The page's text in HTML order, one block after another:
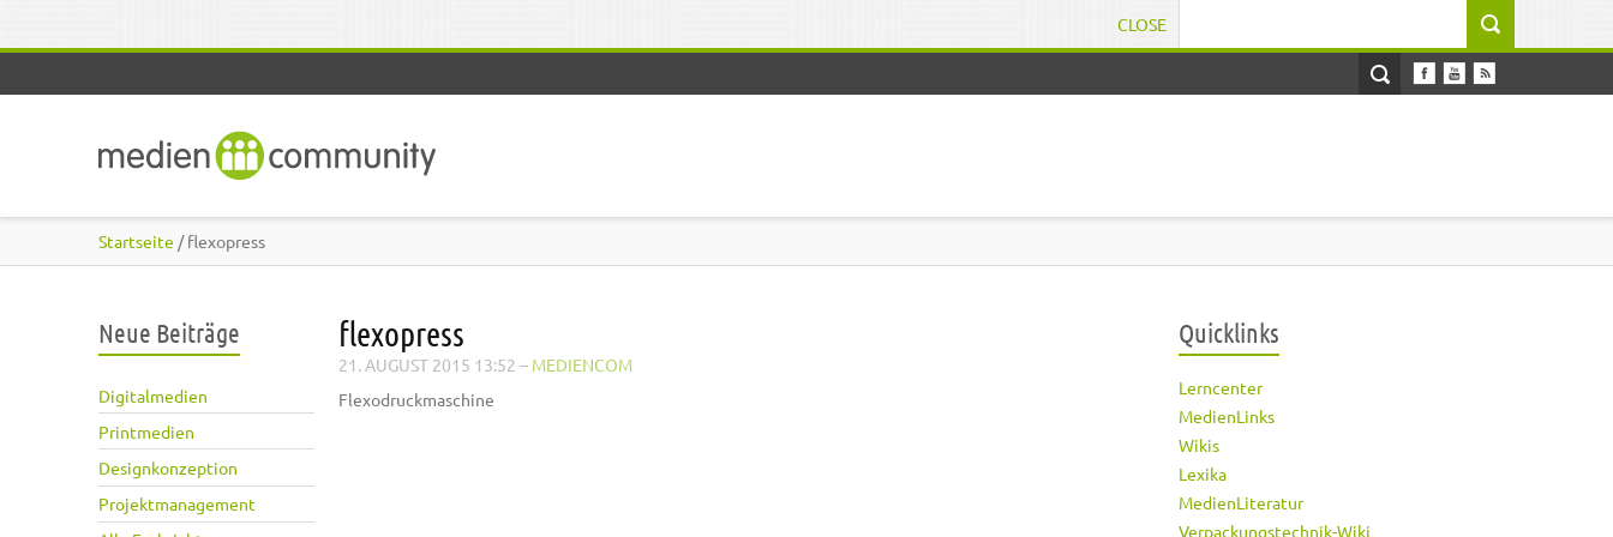
CLOSE
Startseite / flexopress
Neue Beiträge
Digitalmedien
Printmedien
Designkonzeption
Projektmanagement
flexopress
21. AUGUST 2015 13:52 – MEDIENCOM
Flexodruckmaschine
Quicklinks
Lerncenter
MedienLinks
Wikis
Lexika
MedienLiteratur
Verpackungstechnik-Wiki